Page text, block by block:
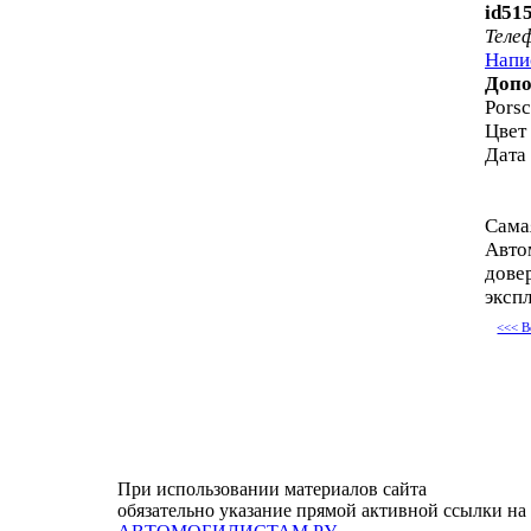
Цвет
Дата
<<<
При использовании материалов сайта
обязательно указание прямой активной ссылки на